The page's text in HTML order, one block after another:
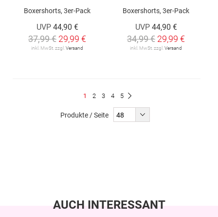
Boxershorts, 3er-Pack
UVP 44,90 €
37,99 € 29,99 €
inkl. MwSt. zzgl. Versand
Boxershorts, 3er-Pack
UVP 44,90 €
34,99 € 29,99 €
inkl. MwSt. zzgl. Versand
Du
1 Seite
2 Seite
3 Seite
4 Seite
5
Produkte / Seite
AUCH INTERESSANT